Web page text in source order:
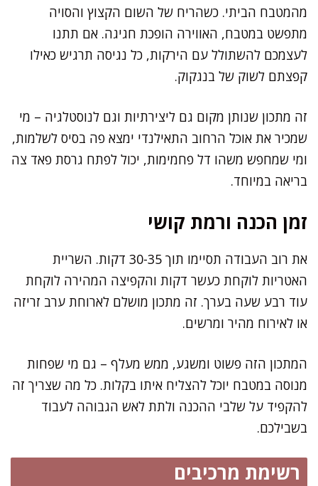
מהמטבח הביתי. כשהריח של השום הקצוץ והסויה
מתפשט במטבח, האווירה הופכת חגיגה. אם תתנו
לעצמכם להשתולל עם הירקות, כל נגיסה תרגיש כאילו
קפצתם לשוק של בנגקוק.
זה מתכון שנותן מקום גם ליצירתיות וגם לנוסטלגיה – מי
שמכיר את אוכל הרחוב התאילנדי ימצא פה בסיס לשלמות,
ומי שמחפש משהו דל פחמימות, יכול לפתח גרסת פאד צה
בריאה במיוחד.
זמן הכנה ורמת קושי
את רוב העבודה תסיימו תוך 30-35 דקות. השריית
האטריות לוקחת כעשר דקות והקפיצה המהירה לוקחת
עוד רבע שעה בערך. זה מתכון מושלם לארוחת ערב זריזה
או לאירוח מהיר ומרשים.
המתכון הזה פשוט ומשגע, ממש מעלף – גם מי שפחות
מנוסה במטבח יוכל להצליח איתו בקלות. כל מה שצריך זה
להקפיד על שלבי ההכנה ולתת לאש הגבוהה לעבוד
בשבילכם.
רשימת מרכיבים